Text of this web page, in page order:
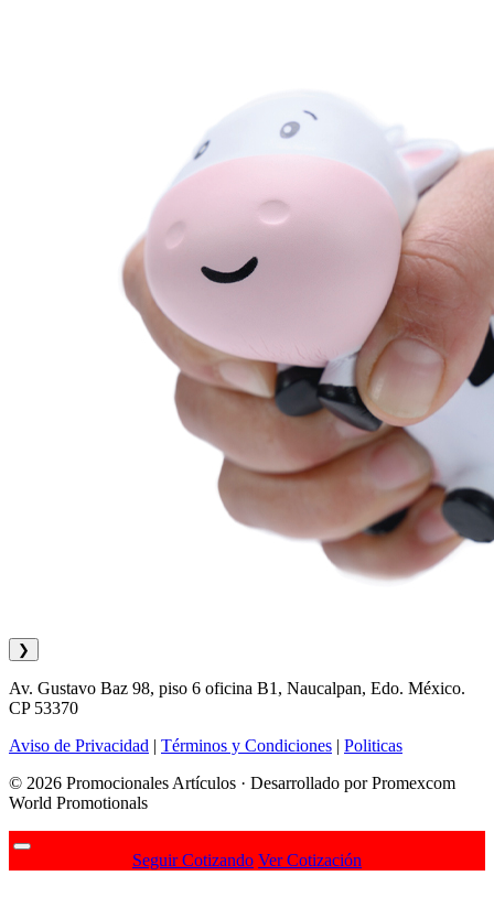
❯
Av. Gustavo Baz 98, piso 6 oficina B1, Naucalpan, Edo. México.
CP 53370
Aviso de Privacidad | Términos y Condiciones | Politicas
© 2026 Promocionales Artículos · Desarrollado por Promexcom
World Promotionals
Seguir Cotizando Ver Cotización